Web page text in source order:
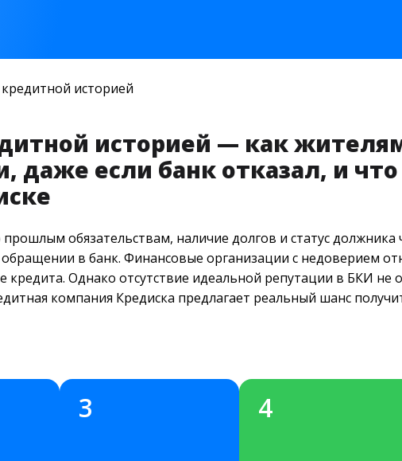
историей
историей — как
даже если банк отказал, и
обязательствам, наличие долгов и статус должника
в банк. Финансовые организации с недоверием
Однако отсутствие идеальной репутации в БКИ не
компания Кредиска предлагает реальный шанс
3 4